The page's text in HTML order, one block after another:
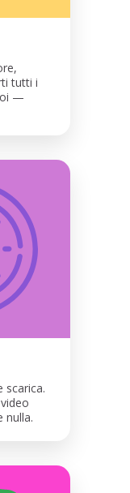
tutti i
—
scarica.
nulla.